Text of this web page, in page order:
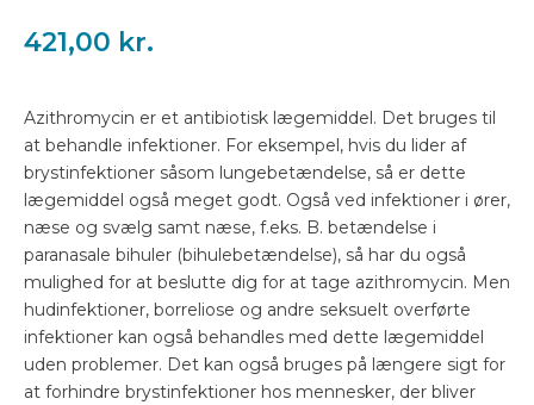
421,00 kr.
Azithromycin er et antibiotisk lægemiddel. Det bruges til
at behandle infektioner. For eksempel, hvis du lider af
brystinfektioner såsom lungebetændelse, så er dette
lægemiddel også meget godt. Også ved infektioner i ører,
næse og svælg samt næse, f.eks. B. betændelse i
paranasale bihuler (bihulebetændelse), så har du også
mulighed for at beslutte dig for at tage azithromycin. Men
hudinfektioner, borreliose og andre seksuelt overførte
infektioner kan også behandles med dette lægemiddel
uden problemer. Det kan også bruges på længere sigt for
at forhindre brystinfektioner hos mennesker, der bliver